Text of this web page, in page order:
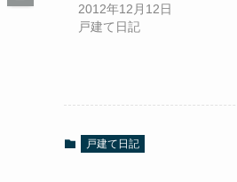
2012年12月12日
戸建て日記
戸建て日記